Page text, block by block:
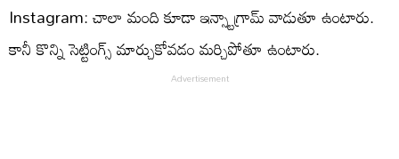
Instagram: చాలా మంది కూడా ఇన్స్టాగ్రామ్ వాడుతూ ఉంటారు.
కానీ కొన్ని సెట్టింగ్స్ మార్చుకోవడం మర్చిపోతూ ఉంటారు.